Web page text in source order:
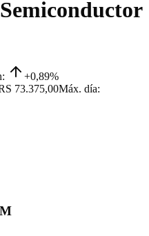
+0,89%
73.375,00Máx. día: